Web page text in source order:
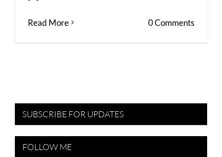
Read More 0 Comments
SUBSCRIBE FOR UPDATES
FOLLOW ME